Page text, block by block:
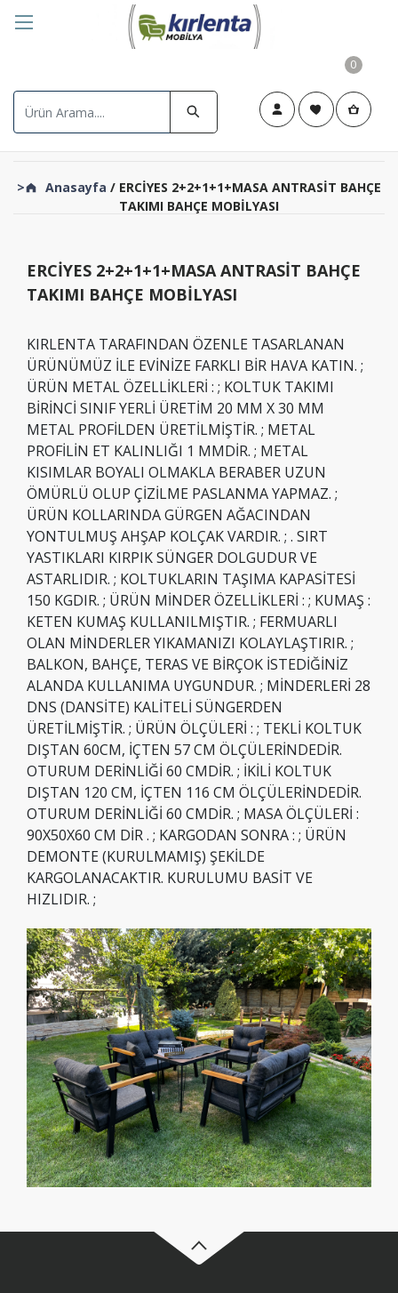
0
> Anasayfa / ERCİYES 2+2+1+1+MASA ANTRASİT BAHÇE
TAKIMI BAHÇE MOBİLYASI
ERCİYES 2+2+1+1+MASA ANTRASİT BAHÇE
TAKIMI BAHÇE MOBİLYASI
KIRLENTA TARAFINDAN ÖZENLE TASARLANAN
ÜRÜNÜMÜZ İLE EVİNİZE FARKLI BİR HAVA KATIN. ;
ÜRÜN METAL ÖZELLİKLERİ : ; KOLTUK TAKIMI
BİRİNCİ SINIF YERLİ ÜRETİM 20 MM X 30 MM
METAL PROFİLDEN ÜRETİLMİŞTİR. ; METAL
PROFİLİN ET KALINLIĞI 1 MMDİR. ; METAL
KISIMLAR BOYALI OLMAKLA BERABER UZUN
ÖMÜRLÜ OLUP ÇİZİLME PASLANMA YAPMAZ. ;
ÜRÜN KOLLARINDA GÜRGEN AĞACINDAN
YONTULMUŞ AHŞAP KOLÇAK VARDIR. ; . SIRT
YASTIKLARI KIRPIK SÜNGER DOLGUDUR VE
ASTARLIDIR. ; KOLTUKLARIN TAŞIMA KAPASİTESİ
150 KGDIR. ; ÜRÜN MİNDER ÖZELLİKLERİ : ; KUMAŞ :
KETEN KUMAŞ KULLANILMIŞTIR. ; FERMUARLI
OLAN MİNDERLER YIKAMANIZI KOLAYLAŞTIRIR. ;
BALKON, BAHÇE, TERAS VE BİRÇOK İSTEDİĞİNİZ
ALANDA KULLANIMA UYGUNDUR. ; MİNDERLERİ 28
DNS (DANSİTE) KALİTELİ SÜNGERDEN
ÜRETİLMİŞTİR. ; ÜRÜN ÖLÇÜLERİ : ; TEKLİ KOLTUK
DIŞTAN 60CM, İÇTEN 57 CM ÖLÇÜLERİNDEDİR.
OTURUM DERİNLİĞİ 60 CMDİR. ; İKİLİ KOLTUK
DIŞTAN 120 CM, İÇTEN 116 CM ÖLÇÜLERİNDEDİR.
OTURUM DERİNLİĞİ 60 CMDİR. ; MASA ÖLÇÜLERİ :
90X50X60 CM DİR . ; KARGODAN SONRA : ; ÜRÜN
DEMONTE (KURULMAMIŞ) ŞEKİLDE
KARGOLANACAKTIR. KURULUMU BASİT VE
HIZLIDIR. ;